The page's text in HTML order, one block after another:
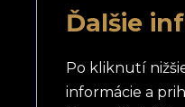
Ďalšie
Po kliknutí
informácie a